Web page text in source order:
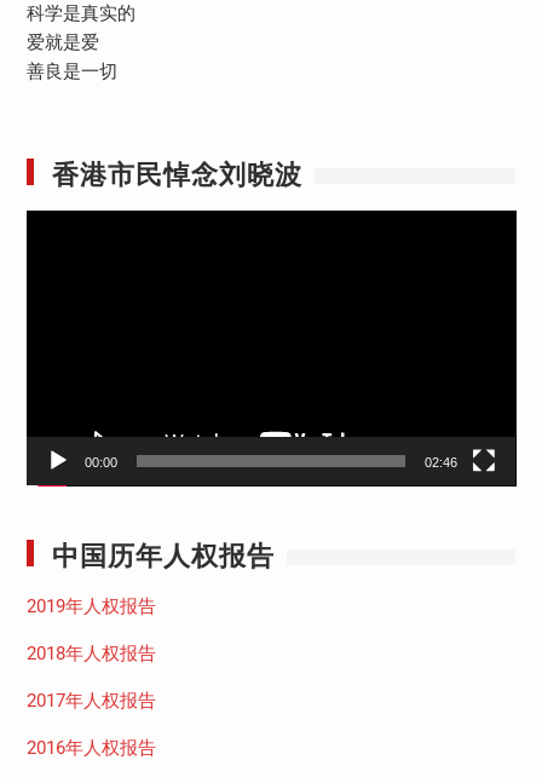
科学是真实的
爱就是爱
善良是一切
香港市民悼念刘晓波
00:00 02:46
中国历年人权报告
2019年人权报告
2018年人权报告
2017年人权报告
2016年人权报告